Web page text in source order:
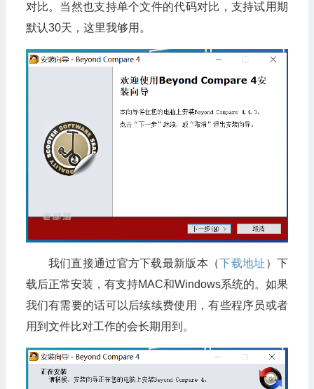
对比。当然也支持单个文件的代码对比，支持试用期
默认30天，这里我够用。
我们直接通过官方下载最新版本（下载地址 ）下
载后正常安装，有支持MAC和Windows系统的。如果
我们有需要的话可以后续续费使用，有些程序员或者
用到文件比对工作的会长期用到。